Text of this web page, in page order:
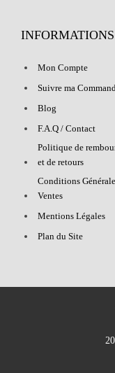
INFORMATIONS
Mon Compte
Suivre ma
Blog
F.A.Q / Contact
Politique de
et de retours
Conditions
Ventes
Mentions Légales
Plan du Site